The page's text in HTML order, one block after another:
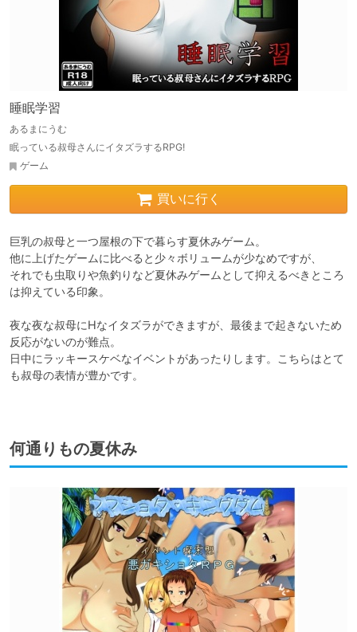
睡眠学習
あるまにうむ
眠っている叔母さんにイタズラするRPG!
ゲーム
買いに行く
巨乳の叔母と一つ屋根の下で暮らす夏休みゲーム。
他に上げたゲームに比べると少々ボリュームが少なめですが、
それでも虫取りや魚釣りなど夏休みゲームとして抑えるべきところ
は抑えている印象。
夜な夜な叔母にHなイタズラができますが、最後まで起きないため
反応がないのが難点。
日中にラッキースケベなイベントがあったりします。こちらはとて
も叔母の表情が豊かです。
何通りもの夏休み